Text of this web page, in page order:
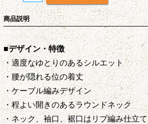
商品説明
■デザイン・特徴
・適度なゆとりのあるシルエット
・腰が隠れる位の着丈
・ケーブル編みデザイン
・程よい開きのあるラウンドネック
・ネック、袖口、裾口はリブ編み仕立て